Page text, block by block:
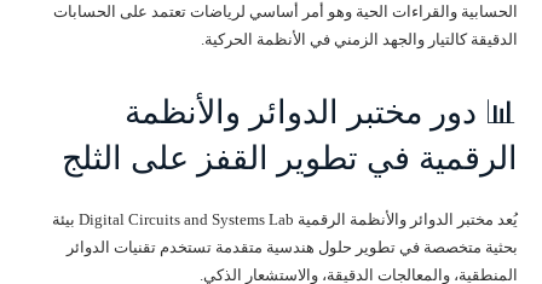
الحسابية والقراءات الحية وهو أمر أساسي لرياضات تعتمد على الحسابات
الدقيقة كالتيار والجهد الزمني في الأنظمة الحركية.
📊 دور مختبر الدوائر والأنظمة
الرقمية في تطوير القفز على الثلج
يُعد مختبر الدوائر والأنظمة الرقمية Digital Circuits and Systems Lab بيئة
بحثية متخصصة في تطوير حلول هندسية متقدمة تستخدم تقنيات الدوائر
المنطقية، والمعالجات الدقيقة، والاستشعار الذكي.